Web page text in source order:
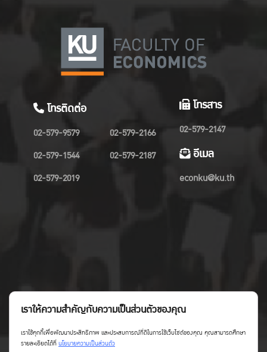
โทรติดต่อ
02-579-9579
02-579-1544
02-579-2019
02-579-2166
02-579-2187
โทรสาร
02-579-2147
อีเมล
econku@ku.th
เราให้ความสำคัญกับความเป็นส่วนตัวของคุณ
เราใช้คุกกี้เพื่อพัฒนาประสิทธิภาพ และประสบการณ์ที่ดีในการใช้เว็บไซต์ของคุณ คุณสามารถศึกษา
รายละเอียดได้ที่นโยบายความเป็นส่วนตัว